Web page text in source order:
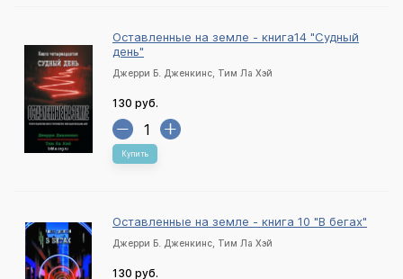
Оставленные на земле - книга14 "Судный
день"
Джерри Б. Дженкинс, Тим Ла Хэй
130 руб.
Купить
Оставленные на земле - книга 10 "В бегах"
Джерри Б. Дженкинс, Тим Ла Хэй
130 руб.